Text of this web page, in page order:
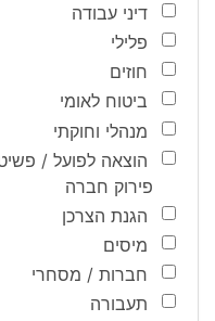
דיני עבודה
פלילי
חוזים
ביטוח לאומי
מנהלי וחוקתי
הוצאה לפועל /
פירוק חברה
הגנת הצרכן
מיסים
חברות / מסחרי
תעבורה